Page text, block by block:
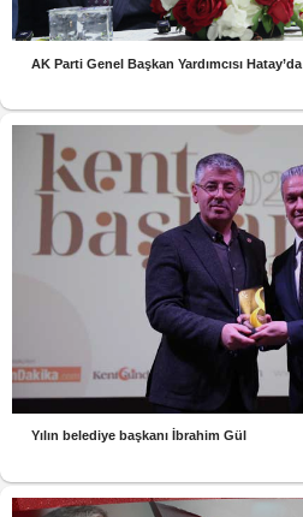
AK Parti Genel Başkan Yardımcısı Hatay’da
Yılın belediye başkanı İbrahim Gül